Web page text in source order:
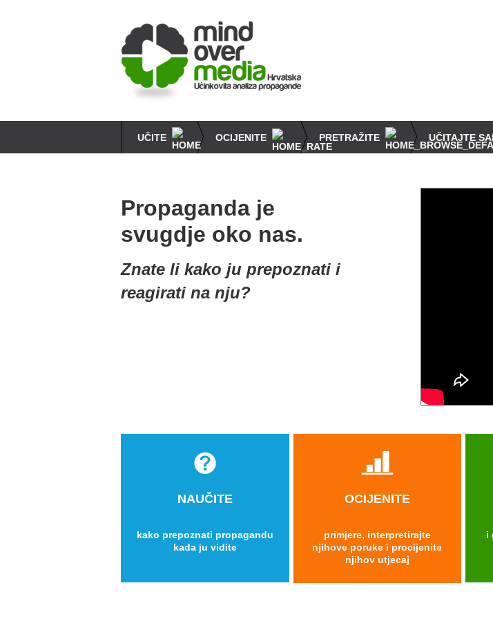
Main
UČITAJTE
PRETRAŽITE
OCIJENITE
UČITE
propaganda
Propaganda je
svugdje oko nas.
Znate li kako ju prepoznati i
reagirati na nju?
NAUČITE
kako prepoznati propagandu
kada ju vidite
OCIJENITE
primjere, interpretirajte
njihove poruke i procijenite
njihov utjecaj
i